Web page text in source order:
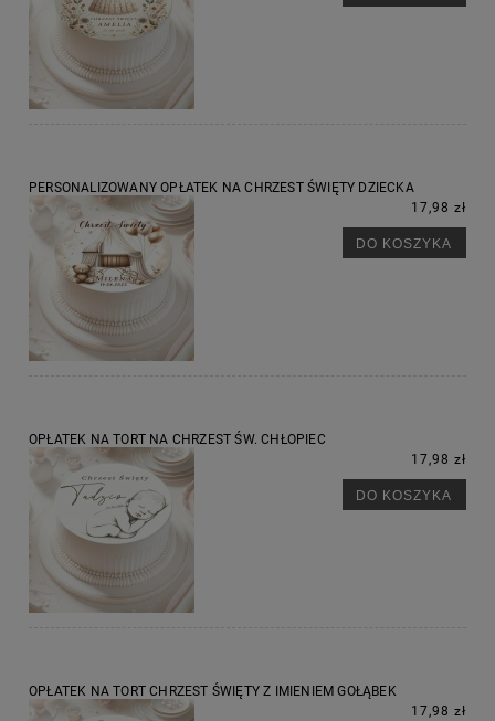
PERSONALIZOWANY OPŁATEK NA CHRZEST ŚWIĘTY DZIECKA
17,98 zł
DO KOSZYKA
OPŁATEK NA TORT NA CHRZEST ŚW. CHŁOPIEC
17,98 zł
DO KOSZYKA
OPŁATEK NA TORT CHRZEST ŚWIĘTY Z IMIENIEM GOŁĄBEK
17,98 zł